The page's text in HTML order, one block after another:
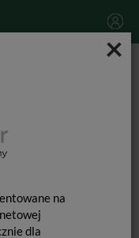
×
na
dla
Diadent / 100 szt.